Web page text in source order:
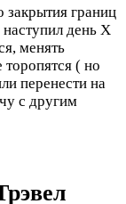
закрытия границ
день Х
менять
торопятся ( но
перенести на
с другим